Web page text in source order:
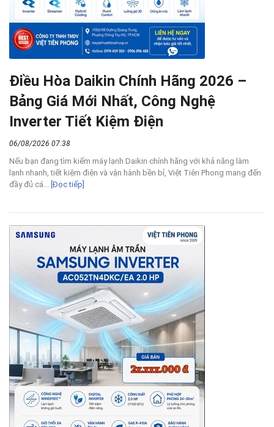
Điều Hòa Daikin Chính Hãng 2026 –
Bảng Giá Mới Nhất, Công Nghệ
Inverter Tiết Kiệm Điện
06/08/2026 07:38
Nếu bạn đang tìm kiếm máy lạnh Daikin chính hãng với khả năng làm
lạnh nhanh, tiết kiệm điện và vận hành bền bỉ, Việt Tiên Phong mang đến
đầy đủ cá... [Đọc tiếp]